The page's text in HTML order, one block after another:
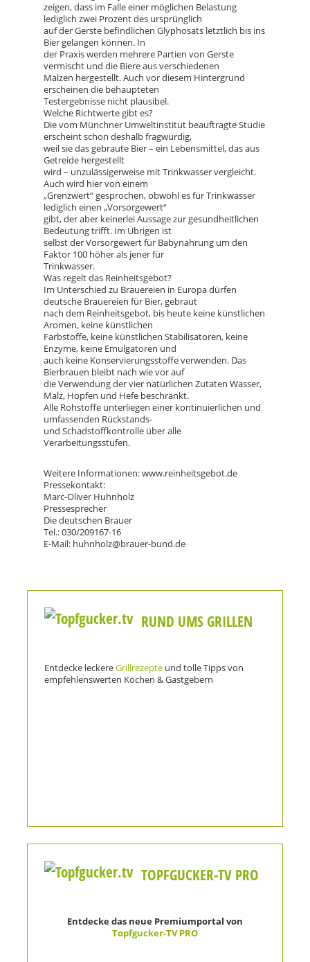
zeigen, dass im Falle einer möglichen Belastung
lediglich zwei Prozent des ursprünglich
auf der Gerste befindlichen Glyphosats letztlich bis ins
Bier gelangen können. In
der Praxis werden mehrere Partien von Gerste
vermischt und die Biere aus verschiedenen
Malzen hergestellt. Auch vor diesem Hintergrund
erscheinen die behaupteten
Testergebnisse nicht plausibel.
Welche Richtwerte gibt es?
Die vom Münchner Umweltinstitut beauftragte Studie
erscheint schon deshalb fragwürdig,
weil sie das gebraute Bier – ein Lebensmittel, das aus
Getreide hergestellt
wird – unzulässigerweise mit Trinkwasser vergleicht.
Auch wird hier von einem
„Grenzwert“ gesprochen, obwohl es für Trinkwasser
lediglich einen „Vorsorgewert“
gibt, der aber keinerlei Aussage zur gesundheitlichen
Bedeutung trifft. Im Übrigen ist
selbst der Vorsorgewert für Babynahrung um den
Faktor 100 höher als jener für
Trinkwasser.
Was regelt das Reinheitsgebot?
Im Unterschied zu Brauereien in Europa dürfen
deutsche Brauereien für Bier, gebraut
nach dem Reinheitsgebot, bis heute keine künstlichen
Aromen, keine künstlichen
Farbstoffe, keine künstlichen Stabilisatoren, keine
Enzyme, keine Emulgatoren und
auch keine Konservierungsstoffe verwenden. Das
Bierbrauen bleibt nach wie vor auf
die Verwendung der vier natürlichen Zutaten Wasser,
Malz, Hopfen und Hefe beschränkt.
Alle Rohstoffe unterliegen einer kontinuierlichen und
umfassenden Rückstands-
und Schadstoffkontrolle über alle
Verarbeitungsstufen.
Weitere Informationen: www.reinheitsgebot.de
Pressekontakt:
Marc-Oliver Huhnholz
Pressesprecher
Die deutschen Brauer
Tel.: 030/209167-16
E-Mail: huhnholz@brauer-bund.de
RUND UMS GRILLEN
Entdecke leckereGrillrezepte und tolle Tipps von
empfehlenswerten Köchen & Gastgebern
TOPFGUCKER-TV PRO
Entdecke das neue Premiumportal von
Topfgucker-TV PRO